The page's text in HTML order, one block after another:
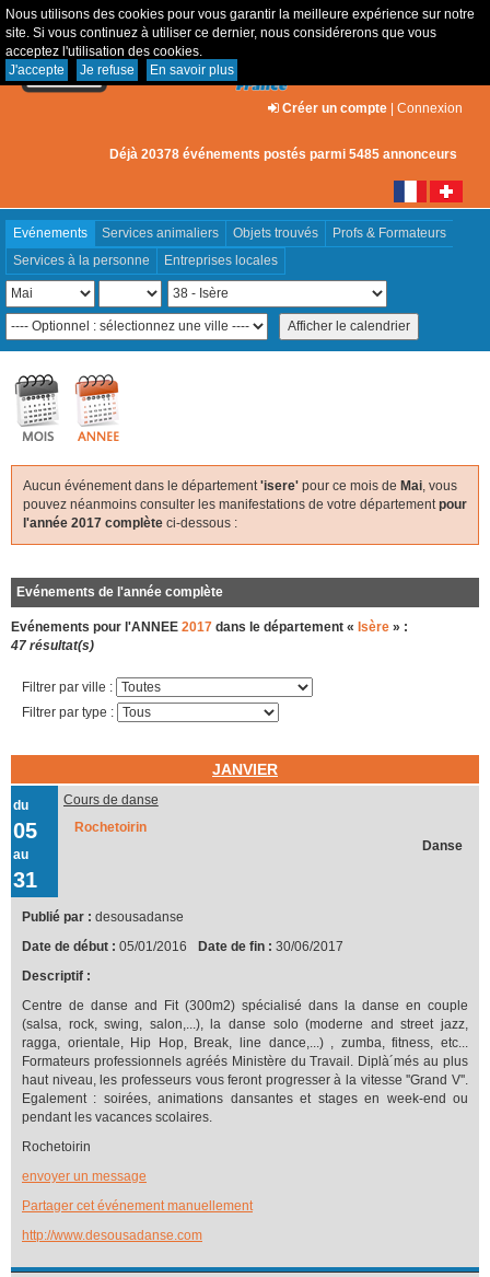
Nous utilisons des cookies pour vous garantir la meilleure expérience sur notre
site. Si vous continuez à utiliser ce dernier, nous considérerons que vous
acceptez l'utilisation des cookies.
J'accepte
Je refuse En savoir plus
Créer un compte | Connexion
Déjà 20378 événements postés parmi 5485 annonceurs
Evénements Services animaliers Objets trouvés
Profs & Formateurs
Services à la personne
Entreprises locales
Aucun événement dans le département 'isere' pour ce mois de Mai , vous
pouvez néanmoins consulter les manifestations de votre département pour
l'année 2017 complète ci-dessous :
Evénements de l'année complète
Evénements pour l'ANNEE 2017 dans le département « Isère » :
47 résultat(s)
Filtrer par ville :
Filtrer par type :
JANVIER
du
05
au
31
Cours de danse
Rochetoirin
Danse
Publié par : desousadanse
Date de début : 05/01/2016 Date de fin : 30/06/2017
Descriptif :
Centre de danse and Fit (300m2) spécialisé dans la danse en couple
(salsa, rock, swing, salon,...), la danse solo (moderne and street jazz,
ragga, orientale, Hip Hop, Break, line dance,...) , zumba, fitness, etc...
Formateurs professionnels agréés Ministère du Travail. Diplà´més au plus
haut niveau, les professeurs vous feront progresser à la vitesse ''Grand V''.
Egalement : soirées, animations dansantes et stages en week-end ou
pendant les vacances scolaires.
Rochetoirin
envoyer un message
Partager cet événement manuellement
http://www.desousadanse.com